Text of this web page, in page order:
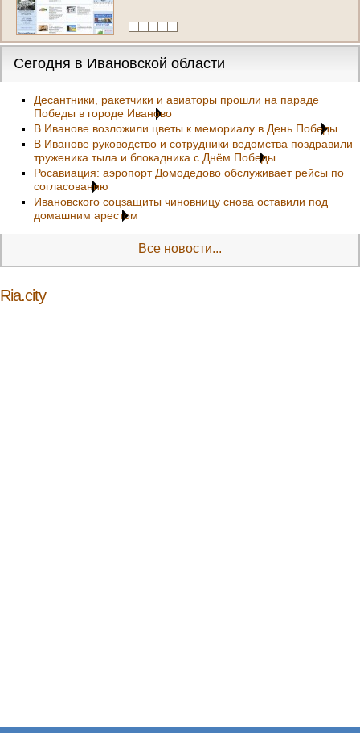
Сегодня в Ивановской области
Десантники, ракетчики и авиаторы прошли на параде
Победы в городе Иваново
В Иванове возложили цветы к мемориалу в День Победы
В Иванове руководство и сотрудники ведомства поздравили
труженика тыла и блокадника с Днём Победы
Росавиация: аэропорт Домодедово обслуживает рейсы по
согласованию
Ивановского соцзащиты чиновницу снова оставили под
домашним арестом
Все новости...
Ria.city